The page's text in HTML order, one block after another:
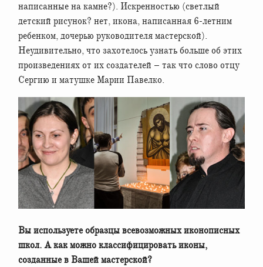
написанные на камне?). Искренностью (светлый
детский рисунок? нет, икона, написанная 6-летним
ребенком, дочерью руководителя мастерской).
Неудивительно, что захотелось узнать больше об этих
произведениях от их создателей – так что слово отцу
Сергию и матушке Марии Павелко.
Вы используете образцы всевозможных иконописных
школ. А как можно классифицировать иконы,
созданные в Вашей мастерской?